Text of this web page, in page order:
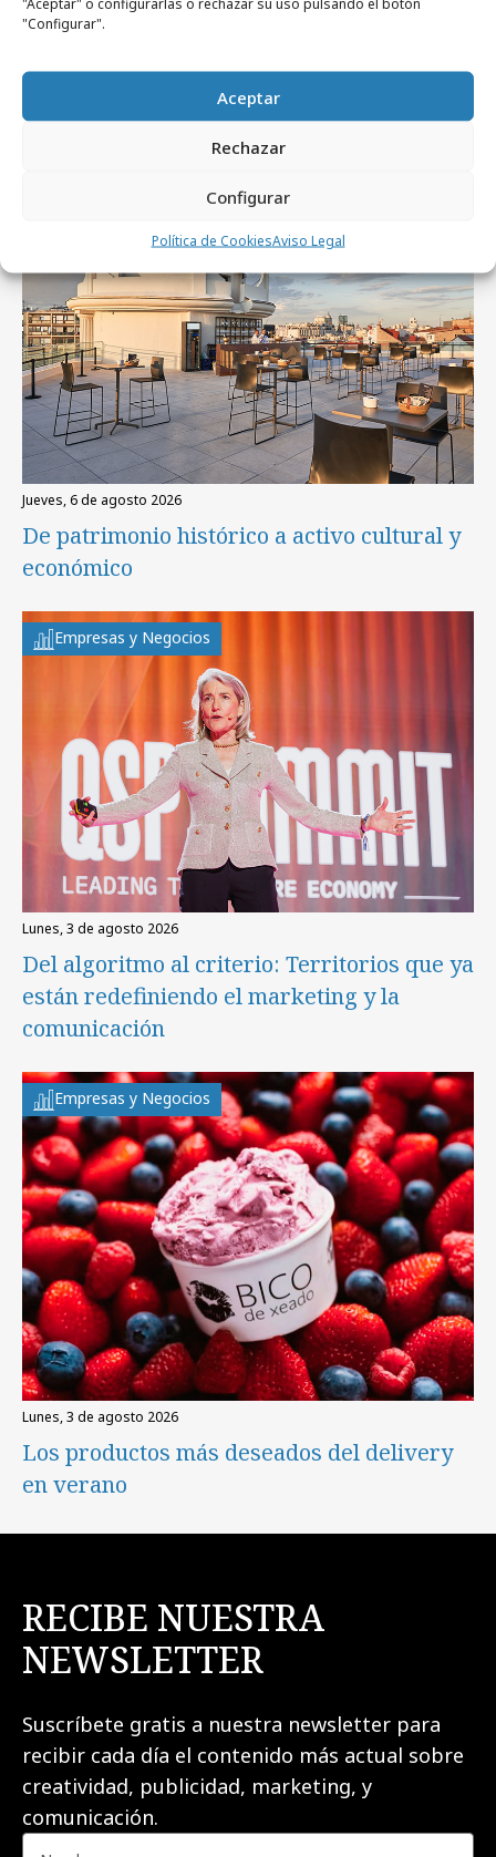
"Configurar".
Aceptar
Rechazar
Configurar
Política de CookiesAviso Legal
Artículos recientes
Empresas y Negocios
jueves, 6 de agosto 2026
De patrimonio histórico a activo cultural y
económico
Empresas y Negocios
lunes, 3 de agosto 2026
Del algoritmo al criterio: Territorios que ya
están redefiniendo el marketing y la
comunicación
Empresas y Negocios
lunes, 3 de agosto 2026
Los productos más deseados del delivery
en verano
RECIBE NUESTRA
NEWSLETTER
Suscríbete gratis a nuestra newsletter para
recibir cada día el contenido más actual sobre
creatividad, publicidad, marketing, y
comunicación.